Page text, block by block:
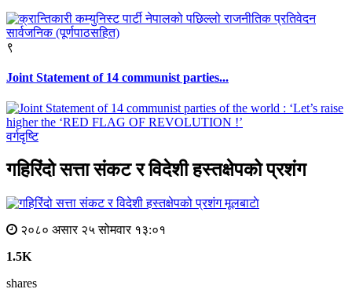
९
Joint Statement of 14 communist parties...
वर्गदृष्टि
गहिरिंदो सत्ता संकट र विदेशी हस्तक्षेपको प्रशंग
मूलबाटाे
२०८० असार २५ सोमवार १३:०१
1.5K
shares